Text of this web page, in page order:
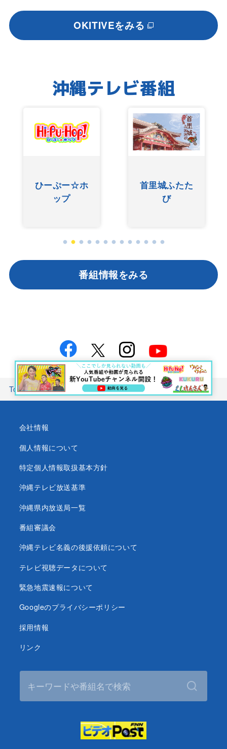
OKITIVEをみる
沖縄テレビ番組
首里城ふたた
び
ぐしけんさん
番組情報をみる
Top お知らせTOP 琉球トラウマナイト ザダン怪 2026
会社情報
個人情報について
特定個人情報取扱基本方針
沖縄テレビ放送基準
沖縄県内放送局一覧
番組審議会
沖縄テレビ名義の後援依頼について
テレビ視聴データについて
緊急地震速報について
Googleのプライバシーポリシー
採用情報
リンク